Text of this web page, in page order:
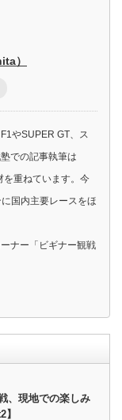
）
やSUPER GT、ス
での記事執筆は
を重ねています。今
国内主要レースをほ
ナー「ビギナー観戦
、現地での楽しみ